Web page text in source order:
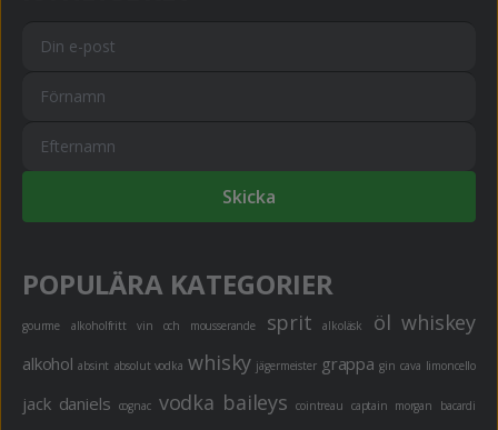
Skicka
POPULÄRA KATEGORIER
gourme alkoholfritt vin och mousserande sprit alkoläsk öl whiskey
alkohol absint absolut vodka whisky jägermeister grappa gin cava limoncello
jack daniels cognac vodka baileys cointreau captain morgan bacardi